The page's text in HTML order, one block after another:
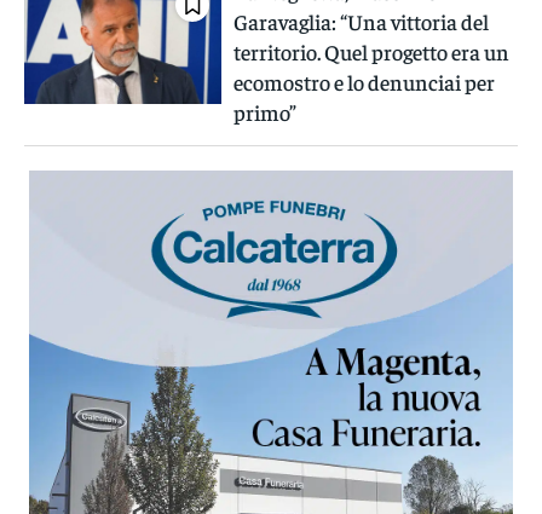
Garavaglia: “Una vittoria del
territorio. Quel progetto era un
ecomostro e lo denunciai per
primo”